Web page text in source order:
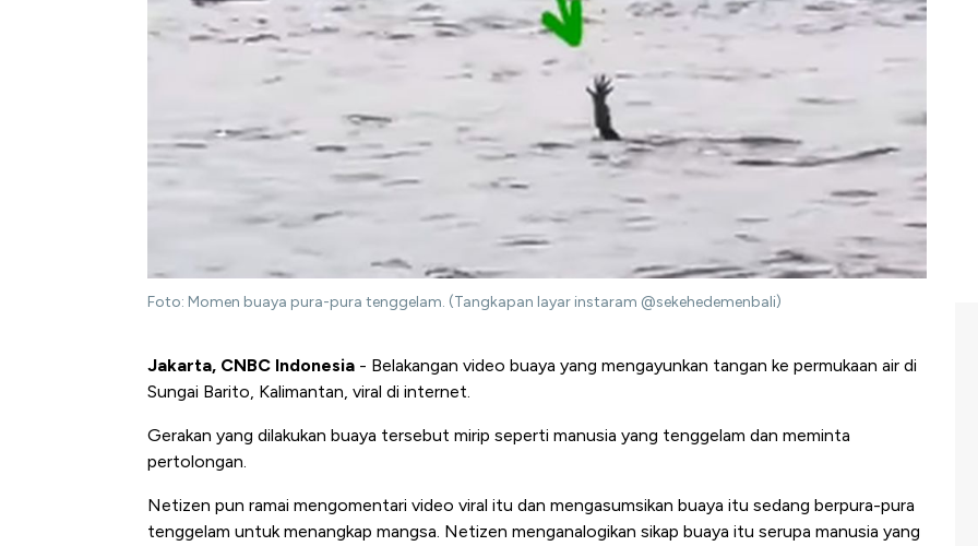
Foto: Momen buaya pura-pura tenggelam. (Tangkapan layar instaram @sekehedemenbali)
Jakarta, CNBC Indonesia - Belakangan video buaya yang mengayunkan tangan ke permukaan air di
Sungai Barito, Kalimantan, viral di internet.
Gerakan yang dilakukan buaya tersebut mirip seperti manusia yang tenggelam dan meminta
pertolongan.
Netizen pun ramai mengomentari video viral itu dan mengasumsikan buaya itu sedang berpura-pura
tenggelam untuk menangkap mangsa. Netizen menganalogikan sikap buaya itu serupa manusia yang